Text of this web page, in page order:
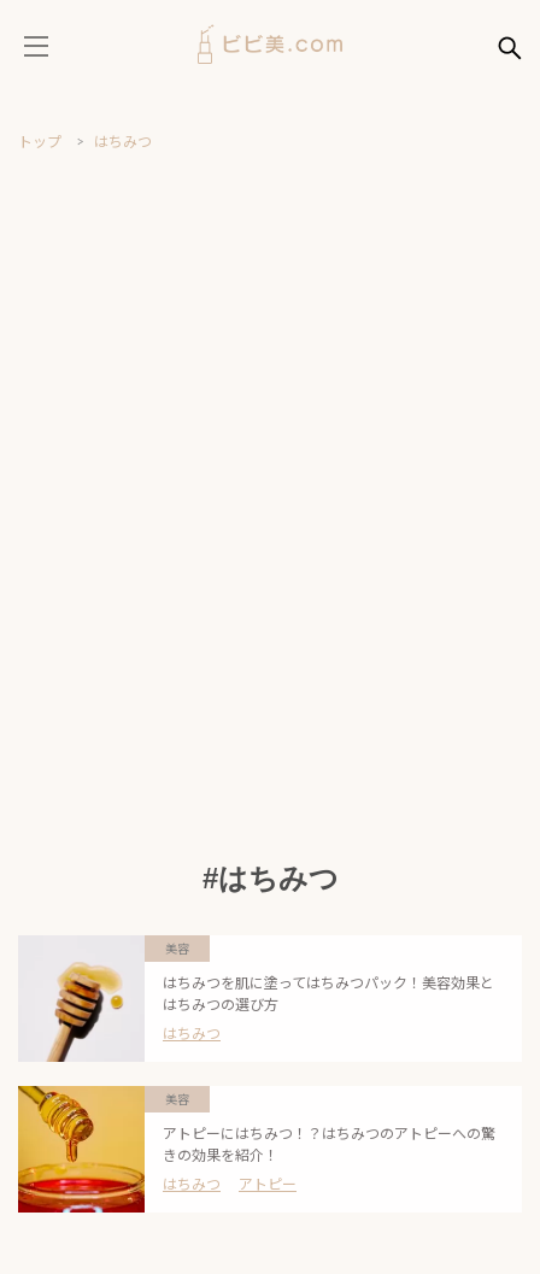
トップ はちみつ
#はちみつ
美容
はちみつを肌に塗ってはちみつパック！美容効果と
はちみつの選び方
はちみつ
美容
アトピーにはちみつ！？はちみつのアトピーへの驚
きの効果を紹介！
はちみつ
アトピー